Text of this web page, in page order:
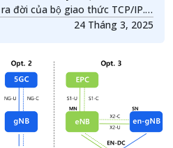
đời của bộ giao thức TCP/IP.
tìm về thời kỳ đầu của bộ giao
24 Tháng 3, 2025